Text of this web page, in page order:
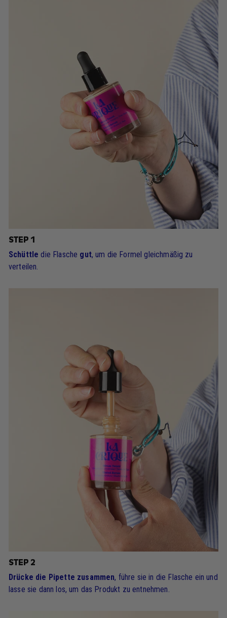
STEP 1
Schüttle die Flasche gut, um die Formel gleichmäßig zu
verteilen.
STEP 2
Drücke die Pipette zusammen, führe sie in die Flasche ein und
lasse sie dann los, um das Produkt zu entnehmen.